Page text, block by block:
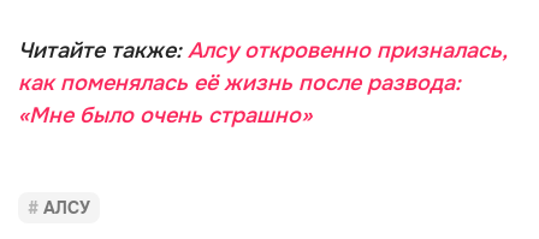
Читайте также:Алсу откровенно призналась,
как поменялась её жизнь после развода:
«Мне было очень страшно»
АЛСУ